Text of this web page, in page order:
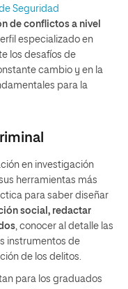
Seguridad
de conflictos a nivel
especializado en
los desafíos de
cambio y en la
para la
en investigación
herramientas más
para saber diseñar
social, redactar
, conocer al detalle las
instrumentos de
de los delitos.
para los graduados